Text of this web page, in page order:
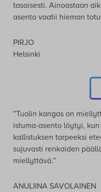
tasaisesti. Ainoastaan
asento vaatii hieman
PIRJO
Helsinki
”Tuolin kangas on
istuma-asento löytyi,
kallistuksen tarpeeksi
sujuvasti renkaiden
miellyttävä.”
ANULIINA SAVOLAINEN